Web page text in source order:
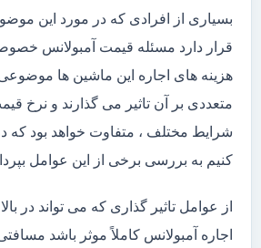
بسیاری از افرادی که در مورد این
قرار دارد مسئله قیمت آمبولانس
هزینه های اجاره این ماشین ها
متعددی بر آن تاثیر می گذارند و نرخ
شرایط مختلف ، متفاوت خواهد بود که
کنیم به بررسی برخی از این عوامل
از عوامل تاثیر گذاری که می تواند در
اجاره آمبولانس کاملاً موثر باشد